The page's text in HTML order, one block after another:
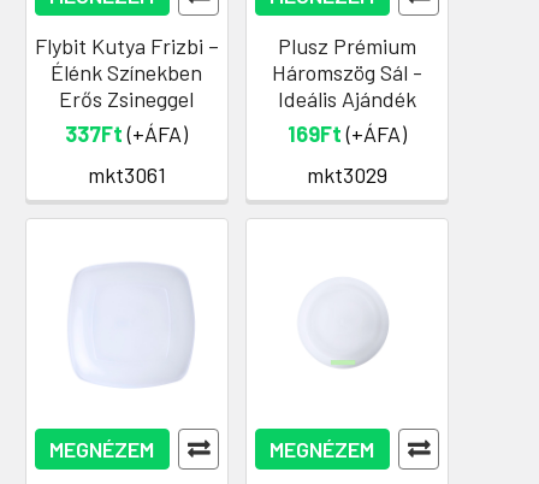
Flybit Kutya Frizbi –
Élénk Színekben
Erős Zsineggel
337Ft(+ÁFA)
mkt3061
Plusz Prémium
Háromszög Sál -
Ideális Ajándék
169Ft(+ÁFA)
mkt3029
MEGNÉZEM
MEGNÉZEM